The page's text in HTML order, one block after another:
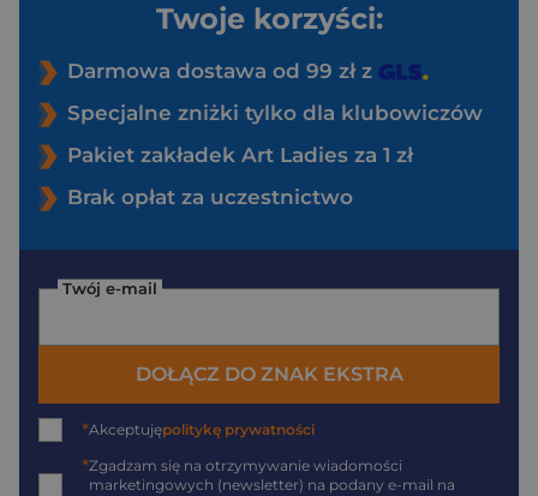
Twoje korzyści:
Darmowa dostawa od 99 zł z
Specjalne zniżki tylko dla klubowiczów
Pakiet zakładek Art Ladies za 1 zł
Brak opłat za uczestnictwo
Twój e-mail
DOŁĄCZ DO ZNAK EKSTRA
*Akceptujępolitykę prywatności
*Zgadzam się na otrzymywanie wiadomości
marketingowych (newsletter) na podany e-mail na